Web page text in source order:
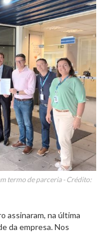
termo de parceria - Crédito:
assinaram, na última
da empresa. Nos